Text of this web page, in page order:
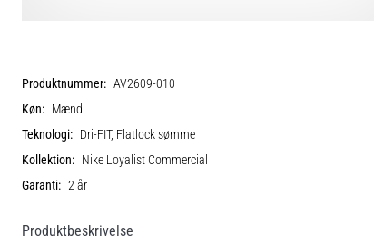
Produktnummer: AV2609-010
Køn: Mænd
Teknologi: Dri-FIT, Flatlock sømme
Kollektion: Nike Loyalist Commercial
Garanti: 2 år
Produktbeskrivelse